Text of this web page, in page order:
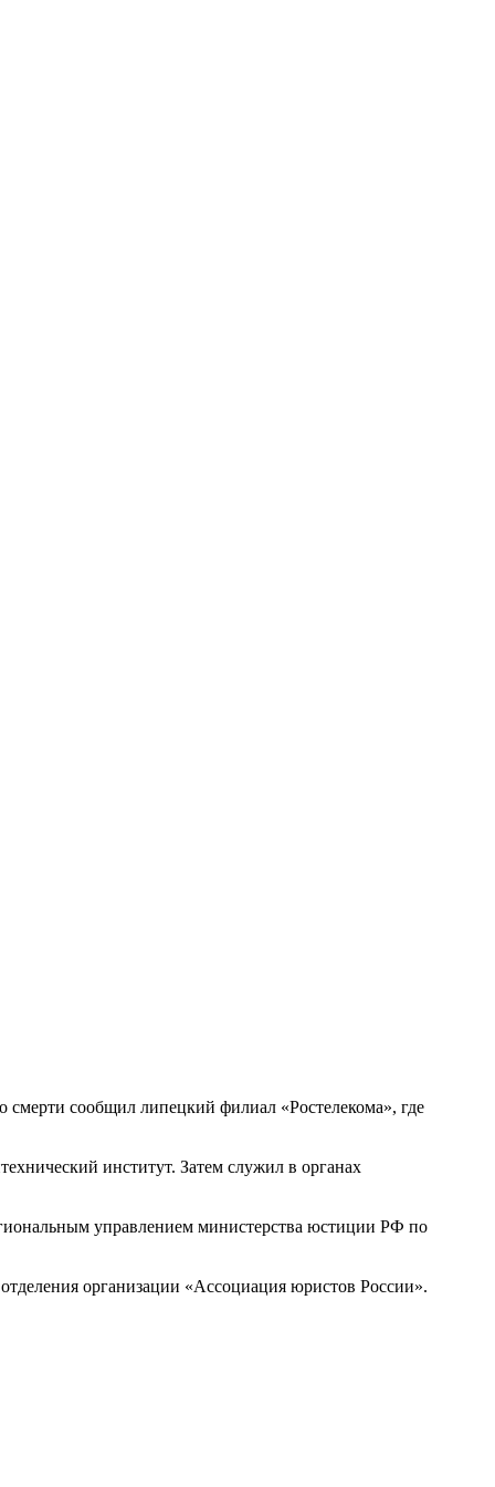
сообщил липецкий филиал «Ростелекома», где
институт. Затем служил в органах
управлением министерства юстиции РФ по
организации «Ассоциация юристов России».